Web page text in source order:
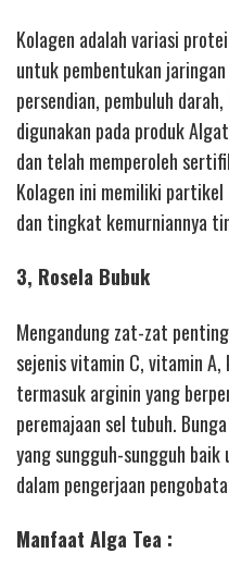
Kolagen adalah variasi
untuk pembentukan
persendian, pembuluh
digunakan pada produk
dan telah memperoleh
Kolagen ini memiliki
dan tingkat kemurniannya
3, Rosela Bubuk
Mengandung zat-zat
sejenis vitamin C, vitamin A,
termasuk arginin yang
peremajaan sel tubuh.
yang sungguh-sungguh
dalam pengerjaan
Manfaat Alga Tea :